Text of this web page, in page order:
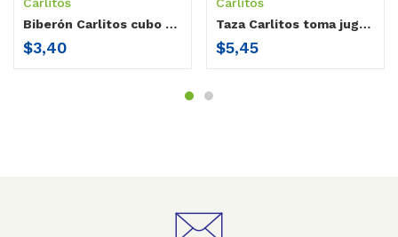
Biberón Carlitos cubo cuello ancho / doble agarradera / 10 oz
$3,40
Taza Carlitos toma jugo 360° / doble agarradera / 240 ml
$5,45